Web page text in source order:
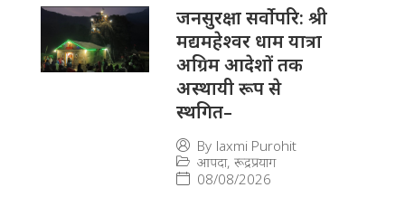
जनसुरक्षा सर्वोपरि: श्री
मद्यमहेश्वर धाम यात्रा
अग्रिम आदेशों तक
अस्थायी रूप से
स्थगित–
By laxmi Purohit
आपदा, रूद्रप्रयाग
08/08/2026